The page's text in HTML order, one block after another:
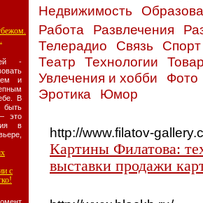
-
и
В
быть
это
в
с
Недвижимость
Работа
Развлечения
Телерадио
Связь
Театр
Технологии
Увлечения и хобби
Фото
Эротика
Юмор
http://www.filatov-
Картины Филатова:
выставки продажи